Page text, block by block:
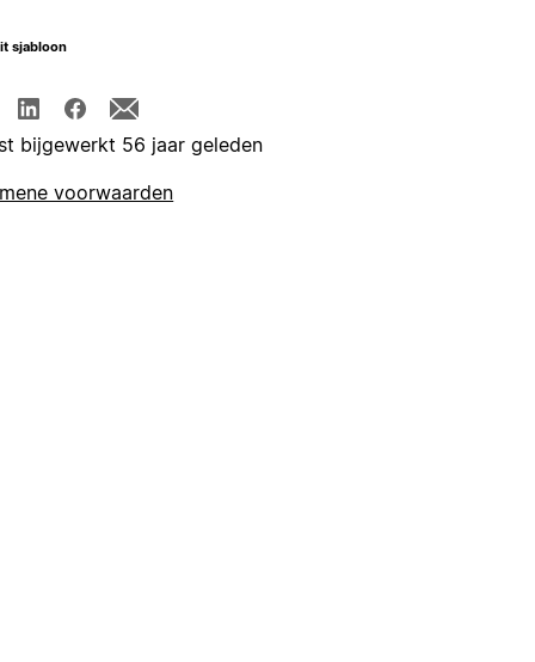
sjabloon
bijgewerkt 56 jaar geleden
voorwaarden